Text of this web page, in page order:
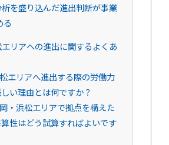
を盛り込んだ進出判断が事業
る
リアへの進出に関するよくあ
エリアへ進出する際の労働力
い理由とは何ですか？
・浜松エリアで拠点を構えた
性はどう試算すればよいです